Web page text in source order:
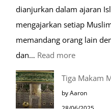
dianjurkan dalam ajaran
mengajarkan setiap
memandang orang lain
dan… Read more:
Tiga Makam
by Aaron